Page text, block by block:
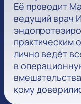
Её проводит
ведущий врач
практическим
лично ведёт
в
кому